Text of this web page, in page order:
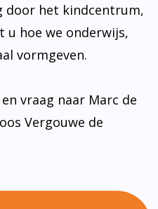
door het kindcentrum,
u hoe we onderwijs,
vormgeven.
vraag naar Marc de
Vergouwe de